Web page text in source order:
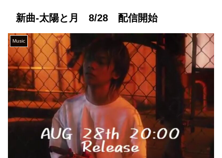
新曲-太陽と月 8/28 配信開始
Music